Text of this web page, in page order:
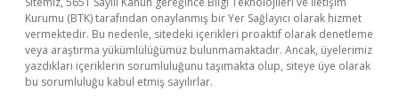
Kurumu (BTK) tarafından onaylanmış bir Yer Sağlayıcı olarak hizmet
vermektedir. Bu nedenle, sitedeki içerikleri proaktif olarak denetleme
veya araştırma yükümlülüğümüz bulunmamaktadır. Ancak, üyelerimiz
yazdıkları içeriklerin sorumluluğunu taşımakta olup, siteye üye olarak
bu sorumluluğu kabul etmiş sayılırlar.